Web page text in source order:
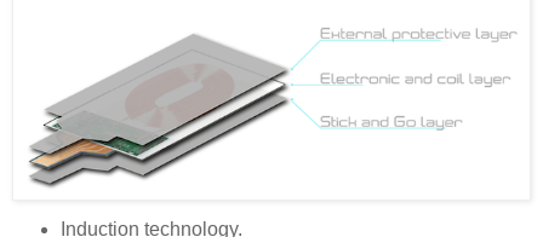
Induction technology.